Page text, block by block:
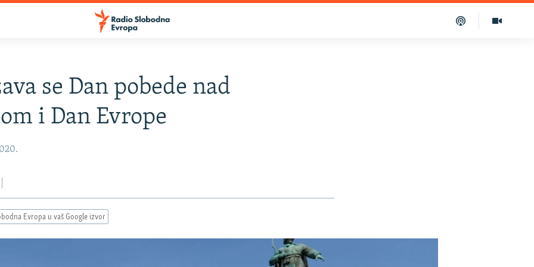
se Dan pobede nad
i Dan Evrope
Evropa u vaš Google izvor